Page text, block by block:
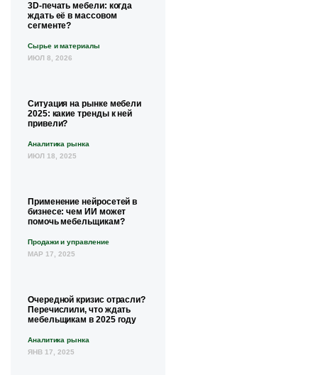
3D-печать мебели: когда
ждать её в массовом
сегменте?
Сырье и материалы
ИЮЛ 8, 2026
Ситуация на рынке мебели
2025: какие тренды к ней
привели?
Аналитика рынка
ИЮЛ 18, 2025
Применение нейросетей в
бизнесе: чем ИИ может
помочь мебельщикам?
Продажи и управление
МАР 17, 2025
Очередной кризис отрасли?
Перечислили, что ждать
мебельщикам в 2025 году
Аналитика рынка
ЯНВ 17, 2025